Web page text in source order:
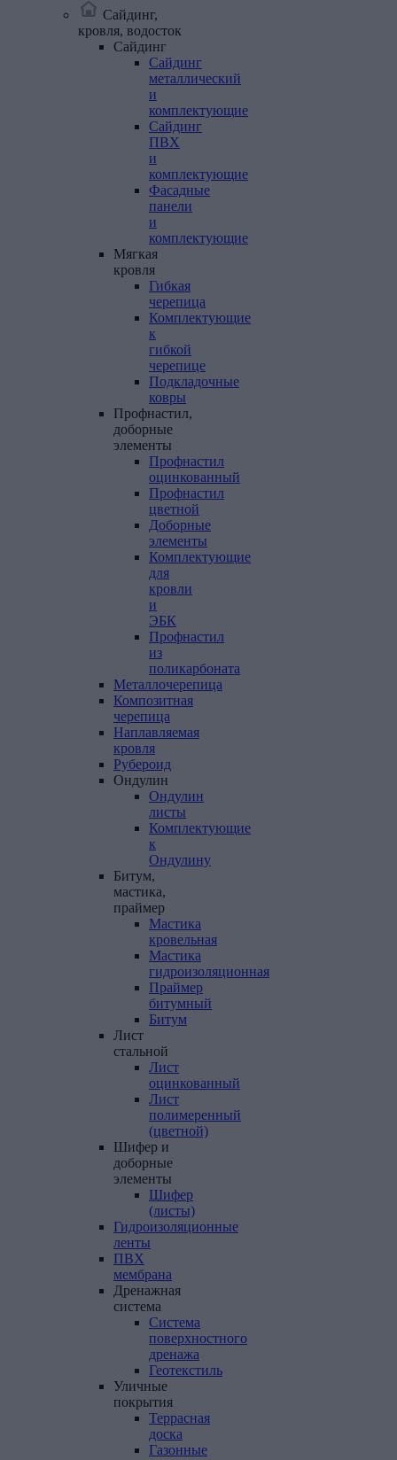
Сайдинг,
кровля, водосток
Сайдинг
Сайдинг
металлический
и
комплектующие
Сайдинг
ПВХ
и
комплектующие
Фасадные
панели
и
комплектующие
Мягкая
кровля
Гибкая
черепица
Комплектующие
к
гибкой
черепице
Подкладочные
ковры
Профнастил,
доборные
элементы
Профнастил
оцинкованный
Профнастил
цветной
Доборные
элементы
Комплектующие
для
кровли
и
ЭБК
Профнастил
из
поликарбоната
Металлочерепица
Композитная
черепица
Наплавляемая
кровля
Рубероид
Ондулин
Ондулин
листы
Комплектующие
к
Ондулину
Битум,
мастика,
праймер
Мастика
кровельная
Мастика
гидроизоляционная
Праймер
битумный
Битум
Лист
стальной
Лист
оцинкованный
Лист
полимеренный
(цветной)
Шифер и
доборные
элементы
Шифер
(листы)
Гидроизоляционные
ленты
ПВХ
мембрана
Дренажная
система
Система
поверхностного
дренажа
Геотекстиль
Уличные
покрытия
Террасная
доска
Газонные